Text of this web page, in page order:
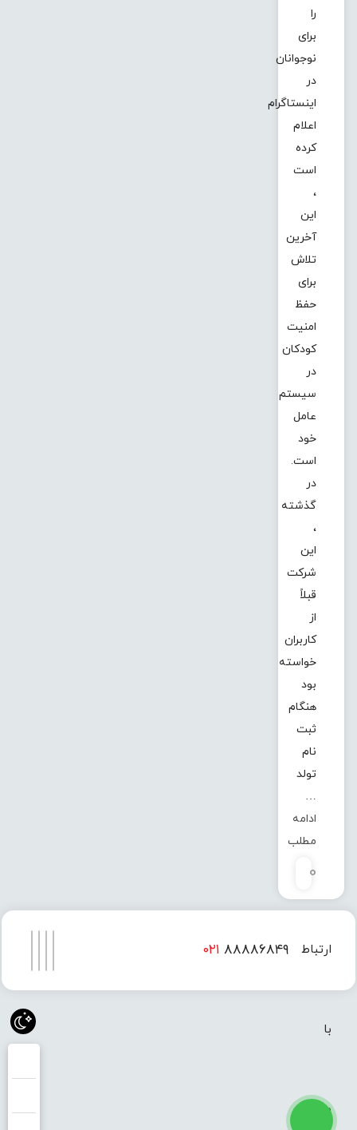
را
برای
نوجوانان
در
اینستاگرام
اعلام
کرده
است
،
این
آخرین
تلاش
برای
حفظ
امنیت
کودکان
در
سیستم
عامل
خود
است.
در
گذشته
،
این
شرکت
قبلاً
از
کاربران
خواسته
بود
هنگام
ثبت
نام
تولد
…
ادامه
مطلب
0
ارتباط
با
ما
۰۲۱ ۸۸۸۸۶۸۴۹